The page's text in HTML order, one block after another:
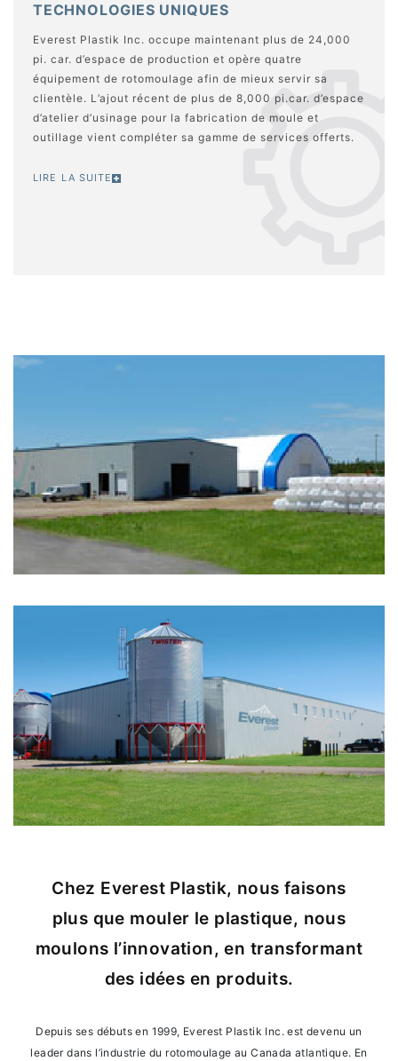
TECHNOLOGIES UNIQUES
Everest Plastik Inc. occupe maintenant plus de 24,000
pi. car. d’espace de production et opère quatre
équipement de rotomoulage afin de mieux servir sa
clientèle. L’ajout récent de plus de 8,000 pi.car. d’espace
d’atelier d’usinage pour la fabrication de moule et
outillage vient compléter sa gamme de services offerts.
LIRE LA SUITE
Chez Everest Plastik, nous faisons
plus que mouler le plastique, nous
moulons l’innovation, en transformant
des idées en produits.
Depuis ses débuts en 1999, Everest Plastik Inc. est devenu un
leader dans l’industrie du rotomoulage au Canada atlantique. En